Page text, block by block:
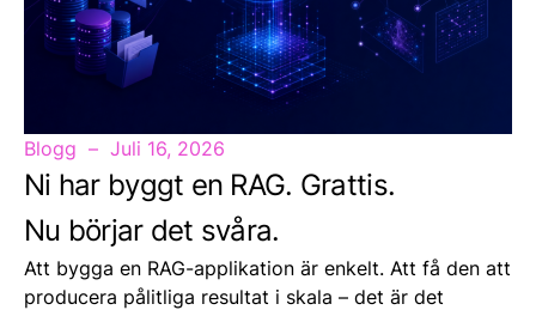
Blogg Juli 16, 2026
Ni har byggt en RAG. Grattis.
Nu börjar det svåra.
Att bygga en RAG-applikation är enkelt. Att få den att
producera pålitliga resultat i skala – det är det